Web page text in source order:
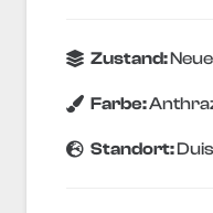
Zustand:Neue
Farbe:
Standort: